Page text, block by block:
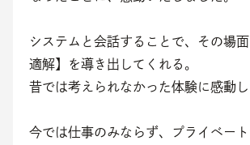
システムと会話することで、その場
適解】を導き出してくれる。
昔では考えられなかった体験に感動し
今では仕事のみならず、プライベー